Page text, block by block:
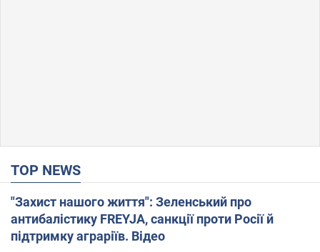
TOP NEWS
"Захист нашого життя": Зеленський про
антибалістику FREYJA, санкції проти Росії й
підтримку аграріїв. Відео